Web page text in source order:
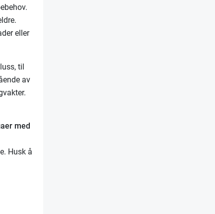
eller
til
av
med
Husk å